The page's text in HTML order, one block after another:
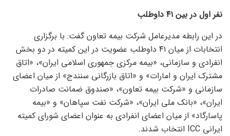
نفر اول در بین ۴۱ داوطلب
در این رابطه مدیرعامل شرکت بیمه تعاون گفت: با برگزاری
انتخابات از میان ۴۱ داوطلب عضویت در این کمیته در دو بخش
انفرادی و سازمانی، «بیمه مرکزی جمهوری اسلامی ایران»، «اتاق
مشترک ایران و امارات» و «اتاق بازرگانی سنندج» از میان اعضای
سازمانی و «شرکت بیمه تعاون»، «صندوق ضمانت صادرات
ایران»، «بانک ملی ایران»، «شرکت نفت سپاهان» و «بیمه
پاسارگاد» از میان اعضای انفرادی به عنوان اعضای شورای کمیته
ایرانی ICC انتخاب شدند.